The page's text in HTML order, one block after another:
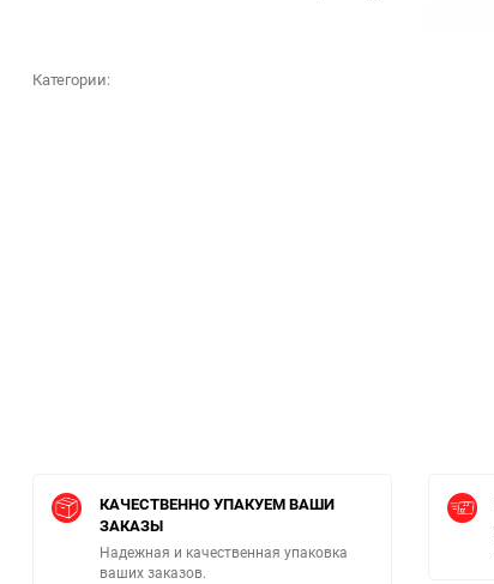
Категории:
КАЧЕСТВЕННО УПАКУЕМ ВАШИ
ЗАКАЗЫ
Надежная и качественная упаковка
ваших заказов.